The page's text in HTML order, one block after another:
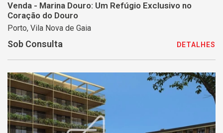
Venda - Marina Douro: Um Refúgio Exclusivo no
Coração do Douro
Porto, Vila Nova de Gaia
Sob Consulta DETALHES